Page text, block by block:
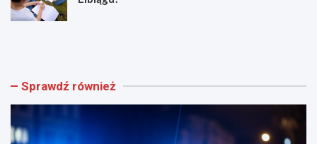
Z
i
w
e
E
g
ó
w
Sprawdź również